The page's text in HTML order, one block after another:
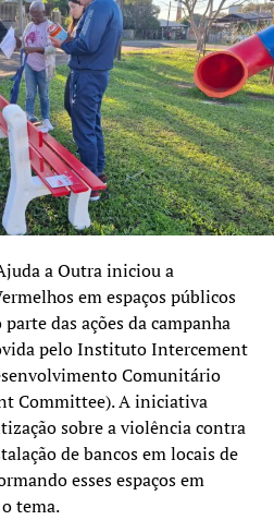
a Outra iniciou a
em espaços públicos
das ações da campanha
pelo Instituto Intercement
Comunitário
Committee). A iniciativa
sobre a violência contra
de bancos em locais de
esses espaços em
tema.